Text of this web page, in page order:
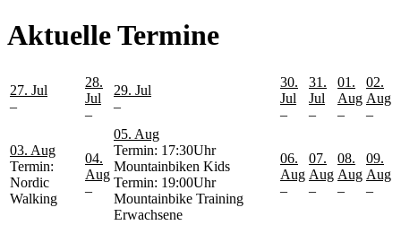
Aktuelle Termine
27. Jul
–
28.
Jul
–
29. Jul
–
30.
Jul
–
31.
Jul
–
01.
Aug
–
02.
Aug
–
03. Aug
Termin:
Nordic
Walking
04.
Aug
–
05. Aug
Termin: 17:30Uhr
Mountainbiken Kids
Termin: 19:00Uhr
Mountainbike Training
Erwachsene
06.
Aug
–
07.
Aug
–
08.
Aug
–
09.
Aug
–